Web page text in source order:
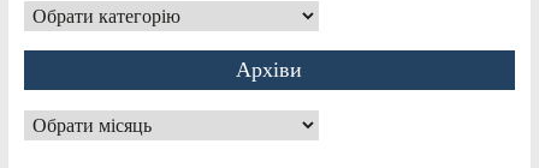
Категорії
Архіви
Архіви